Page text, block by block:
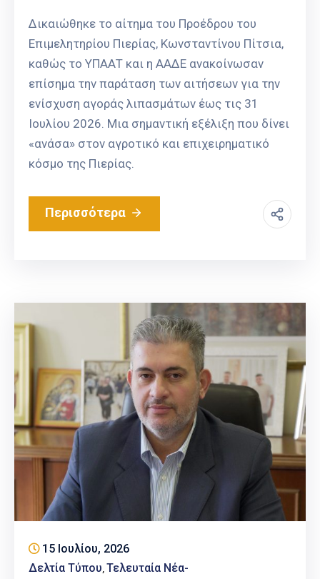
Δικαιώθηκε το αίτημα του Προέδρου του
Επιμελητηρίου Πιερίας, Κωνσταντίνου Πίτσια,
καθώς το ΥΠΑΑΤ και η ΑΑΔΕ ανακοίνωσαν
επίσημα την παράταση των αιτήσεων για την
ενίσχυση αγοράς λιπασμάτων έως τις 31
Ιουλίου 2026. Μια σημαντική εξέλιξη που δίνει
«ανάσα» στον αγροτικό και επιχειρηματικό
κόσμο της Πιερίας.
Περισσότερα
15 Ιουλίου, 2026
Δελτία Τύπου‚ Τελευταία Νέα-